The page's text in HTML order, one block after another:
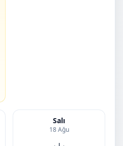
Salı
18 Ağu